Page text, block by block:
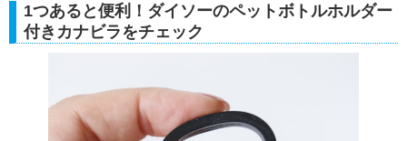
1つあると便利！ダイソーのペットボトルホルダー
付きカナビラをチェック